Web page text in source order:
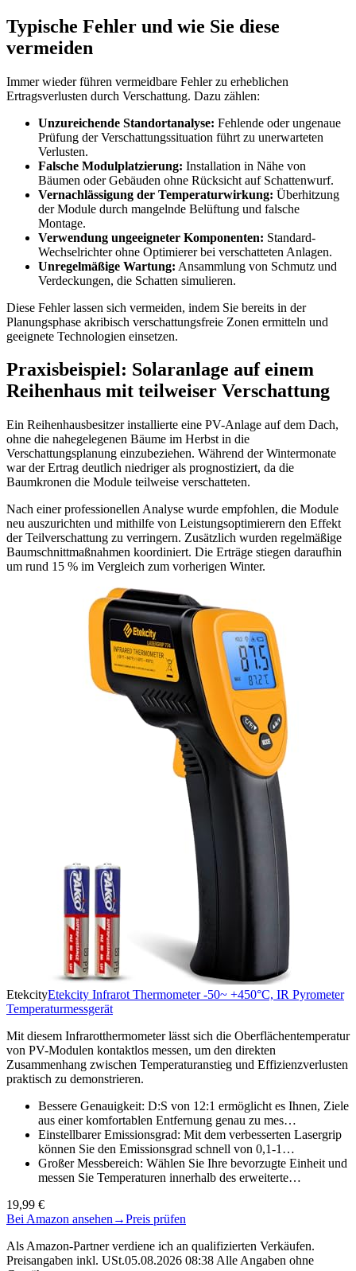
Typische Fehler und wie Sie diese
vermeiden
Immer wieder führen vermeidbare Fehler zu erheblichen
Ertragsverlusten durch Verschattung. Dazu zählen:
Unzureichende Standortanalyse: Fehlende oder ungenaue
Prüfung der Verschattungssituation führt zu unerwarteten
Verlusten.
Falsche Modulplatzierung: Installation in Nähe von
Bäumen oder Gebäuden ohne Rücksicht auf Schattenwurf.
Vernachlässigung der Temperaturwirkung: Überhitzung
der Module durch mangelnde Belüftung und falsche
Montage.
Verwendung ungeeigneter Komponenten: Standard-
Wechselrichter ohne Optimierer bei verschatteten Anlagen.
Unregelmäßige Wartung: Ansammlung von Schmutz und
Verdeckungen, die Schatten simulieren.
Diese Fehler lassen sich vermeiden, indem Sie bereits in der
Planungsphase akribisch verschattungsfreie Zonen ermitteln und
geeignete Technologien einsetzen.
Praxisbeispiel: Solaranlage auf einem
Reihenhaus mit teilweiser Verschattung
Ein Reihenhausbesitzer installierte eine PV-Anlage auf dem Dach,
ohne die nahegelegenen Bäume im Herbst in die
Verschattungsplanung einzubeziehen. Während der Wintermonate
war der Ertrag deutlich niedriger als prognostiziert, da die
Baumkronen die Module teilweise verschatteten.
Nach einer professionellen Analyse wurde empfohlen, die Module
neu auszurichten und mithilfe von Leistungsoptimierern den Effekt
der Teilverschattung zu verringern. Zusätzlich wurden regelmäßige
Baumschnittmaßnahmen koordiniert. Die Erträge stiegen daraufhin
um rund 15 % im Vergleich zum vorherigen Winter.
EtekcityEtekcity Infrarot Thermometer -50~ +450°C, IR Pyrometer
Temperaturmessgerät
Mit diesem Infrarotthermometer lässt sich die Oberflächentemperatur
von PV-Modulen kontaktlos messen, um den direkten
Zusammenhang zwischen Temperaturanstieg und Effizienzverlusten
praktisch zu demonstrieren.
Bessere Genauigkeit: D:S von 12:1 ermöglicht es Ihnen, Ziele
aus einer komfortablen Entfernung genau zu mes…
Einstellbarer Emissionsgrad: Mit dem verbesserten Lasergrip
können Sie den Emissionsgrad schnell von 0,1-1…
Großer Messbereich: Wählen Sie Ihre bevorzugte Einheit und
messen Sie Temperaturen innerhalb des erweiterte…
19,99 €
Bei Amazon ansehen →Preis prüfen
Als Amazon-Partner verdiene ich an qualifizierten Verkäufen.
Preisangaben inkl. USt.05.08.2026 08:38 Alle Angaben ohne